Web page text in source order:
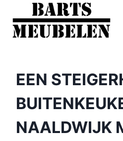
Doorgaan
naar
inhoud
EEN
NAALDWIJK